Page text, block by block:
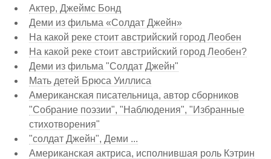
Актер, Джеймс Бонд
Деми из фильма «Солдат Джейн»
На какой реке стоит австрийский город Леобен
На какой реке стоит австрийский город Леобен?
Деми из фильма "Солдат Джейн"
Мать детей Брюса Уиллиса
Американская писательница, автор сборников
"Собрание поэзии", "Наблюдения", "Избранные
стихотворения"
"солдат Джейн", Деми ...
Американская актриса, исполнившая роль Кэтрин